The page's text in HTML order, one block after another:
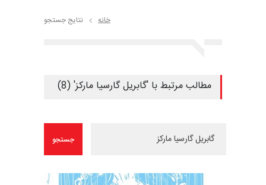
خانه نتایج جستجو
مطالب مرتبط با 'گابریل گارسیا مارکز' (8)